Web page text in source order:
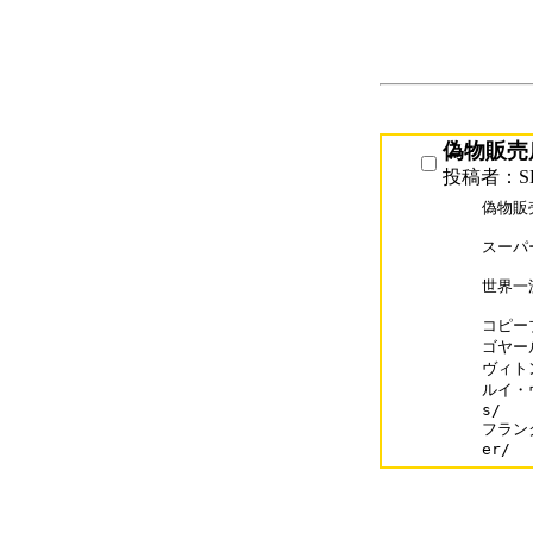
偽物販売
投稿者：
偽物
スー
世界一
コピ
ゴヤ
ヴィ
ルイ
s/
フラ
er/